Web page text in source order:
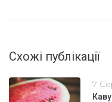
Схожі публікації
7